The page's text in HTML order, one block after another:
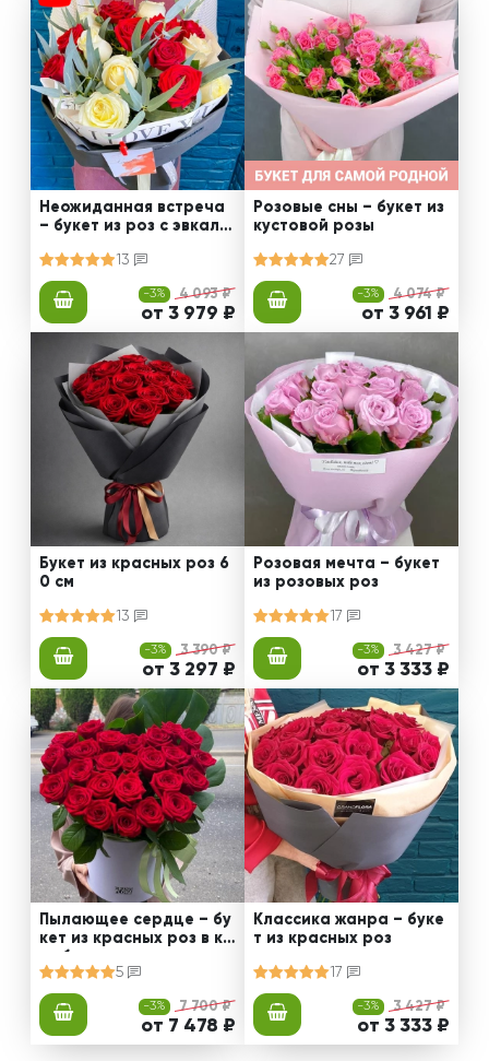
Неожиданная встреча
– букет из роз с эвкали
13
-3% 4 093 ₽
от 3 979 ₽
Розовые сны – букет из
кустовой розы
27
-3% 4 074 ₽
от 3 961 ₽
Букет из красных роз 6
0 см
13
-3% 3 390 ₽
от 3 297 ₽
Розовая мечта – букет
из розовых роз
17
-3% 3 427 ₽
от 3 333 ₽
Пылающее сердце – бу
кет из красных роз в ко
робке
5
-3% 7 700 ₽
от 7 478 ₽
Классика жанра – буке
т из красных роз
17
-3% 3 427 ₽
от 3 333 ₽